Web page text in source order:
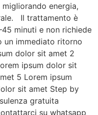
energia,
Il trattamento è
minuti e non richiede
un immediato ritorno
dolor sit amet 2
ipsum dolor sit
5 Lorem ipsum
sit amet Step by
gratuita
su whatsapp